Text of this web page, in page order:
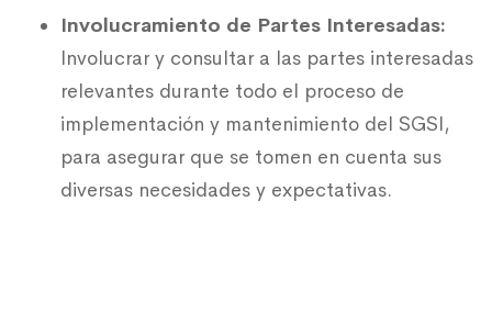
Involucramiento de Partes Interesadas:
Involucrar y consultar a las partes interesadas
relevantes durante todo el proceso de
implementación y mantenimiento del SGSI,
para asegurar que se tomen en cuenta sus
diversas necesidades y expectativas.